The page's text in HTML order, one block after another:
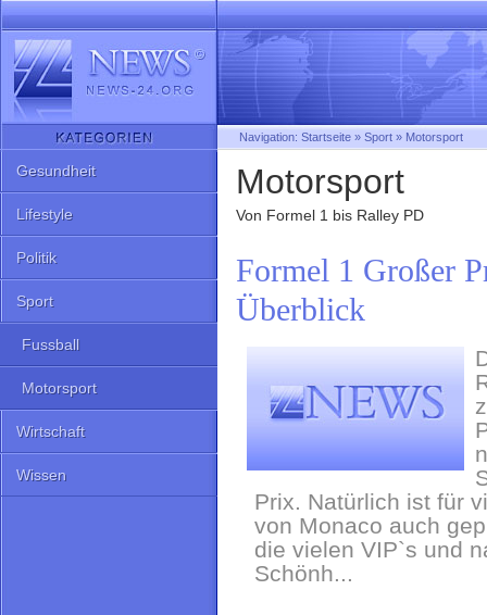
Motorsport
Von Formel 1 bis Ralley PD
Formel 1 Großer
Überblick
Prix. Natürlich ist für
von Monaco auch
die vielen VIP`s und
Schönh...
Gesundheit
Lifestyle
Politik
Sport
Fussball
Motorsport
Wirtschaft
Wissen
Navigation: Startseite » Sport » Motorsport